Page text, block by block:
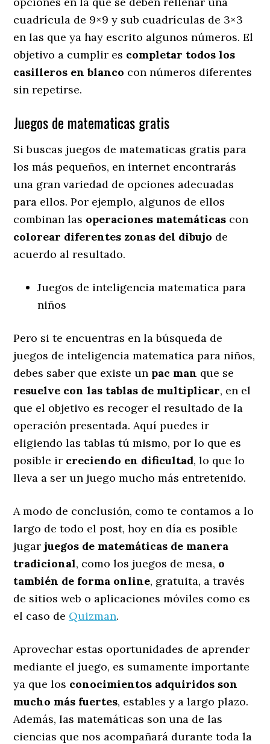
cuadrícula de 9×9 y sub cuadrículas de 3×3
en las que ya hay escrito algunos números. El
objetivo a cumplir es completar todos los
casilleros en blanco con números diferentes
sin repetirse.
Juegos de matematicas gratis
Si buscas juegos de matematicas gratis para
los más pequeños, en internet encontrarás
una gran variedad de opciones adecuadas
para ellos. Por ejemplo, algunos de ellos
combinan las operaciones matemáticas con
colorear diferentes zonas del dibujo de
acuerdo al resultado.
Juegos de inteligencia matematica para
niños
Pero si te encuentras en la búsqueda de
juegos de inteligencia matematica para niños,
debes saber que existe un pac man que se
resuelve con las tablas de multiplicar, en el
que el objetivo es recoger el resultado de la
operación presentada. Aquí puedes ir
eligiendo las tablas tú mismo, por lo que es
posible ir creciendo en dificultad, lo que lo
lleva a ser un juego mucho más entretenido.
A modo de conclusión, como te contamos a lo
largo de todo el post, hoy en día es posible
jugar juegos de matemáticas de manera
tradicional, como los juegos de mesa, o
también de forma online, gratuita, a través
de sitios web o aplicaciones móviles como es
el caso de Quizman.
Aprovechar estas oportunidades de aprender
mediante el juego, es sumamente importante
ya que los conocimientos adquiridos son
mucho más fuertes, estables y a largo plazo.
Además, las matemáticas son una de las
ciencias que nos acompañará durante toda la